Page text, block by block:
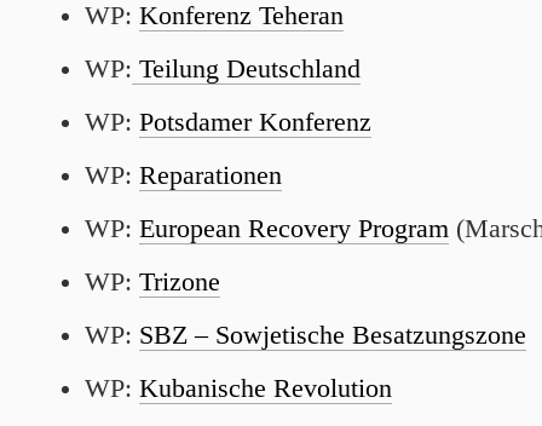
WP: Konferenz Teheran
WP: Teilung Deutschland
WP: Potsdamer Konferenz
WP: Reparationen
WP: European Recovery Program
WP: Trizone
WP: SBZ – Sowjetische Besatzungszone
WP: Kubanische Revolution